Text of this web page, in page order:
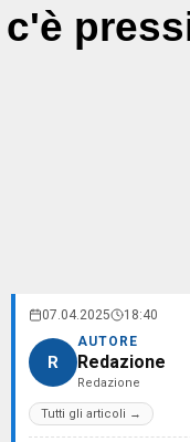
c'è
07.04.2025 18:40
R
AUTORE
Redazione
Redazione
Tutti gli articoli →